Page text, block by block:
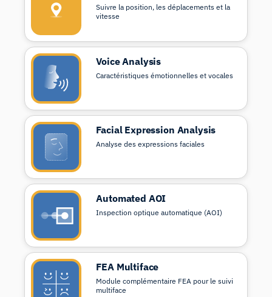
Suivre la position, les déplacements et la
vitesse
Voice Analysis
Caractéristiques émotionnelles et vocales
Facial Expression Analysis
Analyse des expressions faciales
Automated AOI
Inspection optique automatique (AOI)
FEA Multiface
Module complémentaire FEA pour le suivi
multiface